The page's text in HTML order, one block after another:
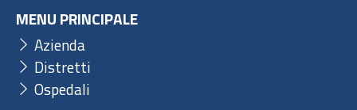
MENU PRINCIPALE
Azienda
Distretti
Ospedali